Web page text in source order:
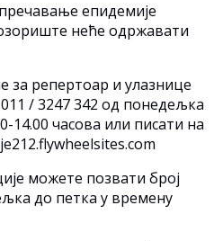
епидемије
неће одржавати
за репертоар и улазнице
/ 3247 342 од понедељка
14.00 часова или писати на
можете позвати број
до петка у времену